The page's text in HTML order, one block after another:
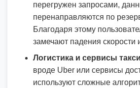
перегружен запросами,
перенаправляются по
Благодаря этому
замечают падения скорости
Логистика и сервисы
вроде Uber или сервисы
используют сложные